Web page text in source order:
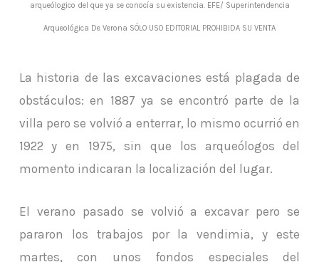
arqueólogico del que ya se conocía su existencia. EFE/ Superintendencia
Arqueológica De Verona SÓLO USO EDITORIAL PROHIBIDA SU VENTA
La historia de las excavaciones está plagada de
obstáculos: en 1887 ya se encontró parte de la
villa pero se volvió a enterrar, lo mismo ocurrió en
1922 y en 1975, sin que los arqueólogos del
momento indicaran la localización del lugar.
El verano pasado se volvió a excavar pero se
pararon los trabajos por la vendimia, y este
martes, con unos fondos especiales del